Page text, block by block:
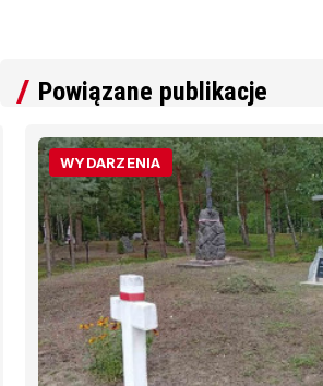
Powiązane publikacje
WYDARZENIA